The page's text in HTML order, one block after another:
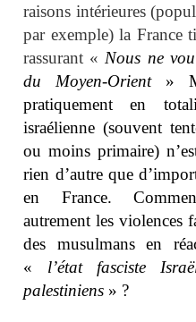
raisons intérieures
par exemple) la France
rassurant « Nous ne
du Moyen-Orient »
pratiquement en
israélienne (souvent
ou moins primaire)
rien d’autre que
en France.
autrement les violences
des musulmans en
« l’état fasciste
palestiniens » ?